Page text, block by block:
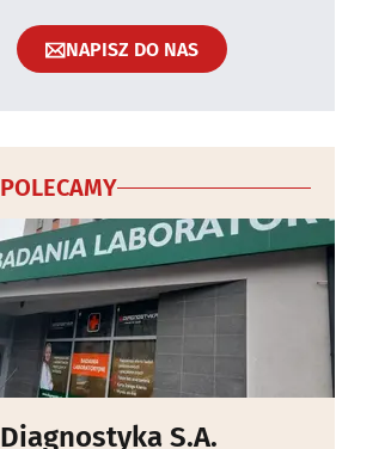
NAPISZ DO NAS
POLECAMY
Diagnostyka S.A.